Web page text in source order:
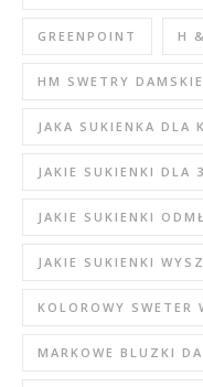
GREENPOINT H
HM SWETRY DAMSKIE
JAKA SUKIENKA DLA
JAKIE SUKIENKI DLA
JAKIE SUKIENKI
JAKIE SUKIENKI
KOLOROWY SWETER
MARKOWE BLUZKI